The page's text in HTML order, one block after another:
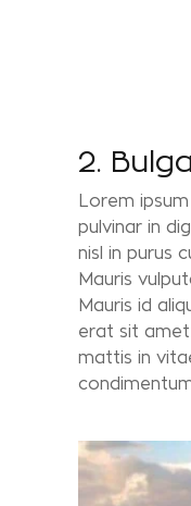
2.
Lorem
pulvinar in
nisl in purus
Mauris
Mauris id
erat sit amet
mattis in